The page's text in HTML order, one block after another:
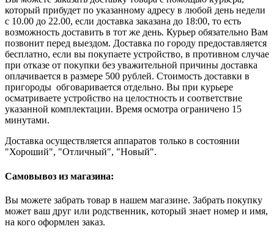
который прибудет по указанному адресу в любой день недели
с 10.00 до 22.00, если доставка заказана до 18:00, то есть
возможность доставить в тот же день. Курьер обязательно Вам
позвонит перед выездом. Доставка по городу предоставляется
бесплатно, если вы покупаете устройство, в противном случае
при отказе от покупки без уважительной причины доставка
оплачивается в размере 500 рублей. Стоимость доставки в
пригороды обговаривается отдельно. Вы при курьере
осматриваете устройство на целостность и соответствие
указанной комплектации. Время осмотра ограничено 15
минутами.
Доставка осуществляется аппаратов только в состоянии
"Хороший", "Отличный", "Новый".
Самовывоз из магазина:
Вы можете забрать товар в нашем магазине. Забрать покупку
может ваш друг или родственник, который знает номер и имя,
на кого оформлен заказ.